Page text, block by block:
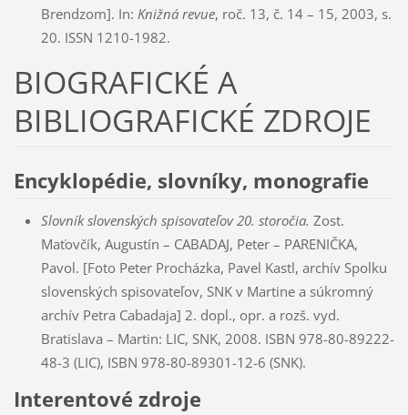
Brendzom]. In: Knižná revue, roč. 13, č. 14 – 15, 2003, s.
20. ISSN 1210-1982.
BIOGRAFICKÉ A
BIBLIOGRAFICKÉ ZDROJE
Encyklopédie, slovníky, monografie
Slovník slovenských spisovateľov 20. storočia. Zost.
Maťovčík, Augustín – CABADAJ, Peter – PARENIČKA,
Pavol. [Foto Peter Procházka, Pavel Kastl, archív Spolku
slovenských spisovateľov, SNK v Martine a súkromný
archív Petra Cabadaja] 2. dopl., opr. a rozš. vyd.
Bratislava – Martin: LIC, SNK, 2008. ISBN 978-80-89222-
48-3 (LIC), ISBN 978-80-89301-12-6 (SNK).
Interentové zdroje